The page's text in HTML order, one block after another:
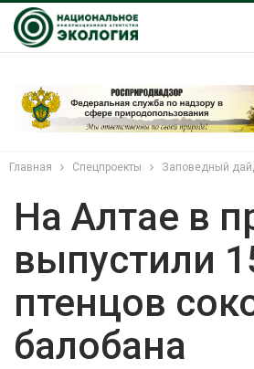
Главная Спецпроекты Заповедный
На Алтае в
выпустили
птенцов
балобана